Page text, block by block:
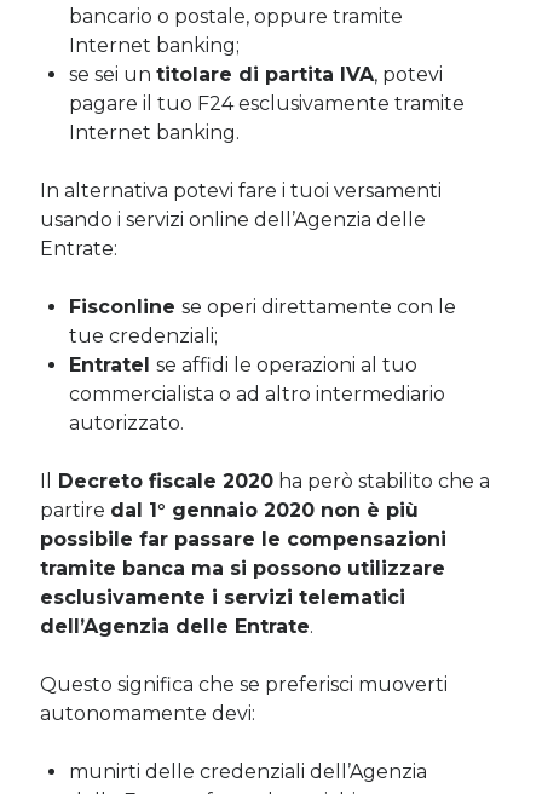
Archivi
Twitter Feed
bancario o postale, oppure tramite
Internet banking;
se sei untitolare di partita IVA, potevi
pagare il tuo F24 esclusivamente tramite
Internet banking.
In alternativa potevi fare i tuoi versamenti
usando i servizi online dell’Agenzia delle
Entrate:
Fisconlinese operi direttamente con le
tue credenziali;
Entratelse affidi le operazioni al tuo
commercialista o ad altro intermediario
autorizzato.
Il Decreto fiscale 2020 ha però stabilito che a
partire dal 1° gennaio 2020 non è più
possibile far passare le compensazioni
tramite banca ma si possono utilizzare
esclusivamente i servizi telematici
dell’Agenzia delle Entrate.
Questo significa che se preferisci muoverti
autonomamente devi:
munirti delle credenziali dell’Agenzia